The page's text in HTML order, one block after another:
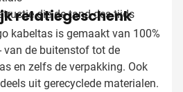
die de tand des tijds
relatiegeschenk
kabeltas is gemaakt van 100%
van de buitenstof tot de
en zelfs de verpakking. Ook
uit gerecyclede materialen.